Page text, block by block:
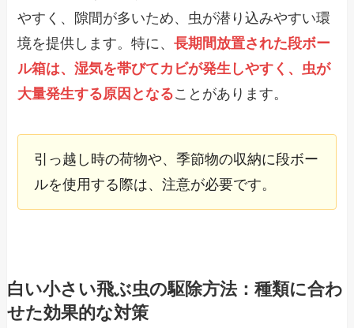
やすく、隙間が多いため、虫が潜り込みやすい環
境を提供します。特に、長期間放置された段ボー
ル箱は、湿気を帯びてカビが発生しやすく、虫が
大量発生する原因となることがあります。
引っ越し時の荷物や、季節物の収納に段ボー
ルを使用する際は、注意が必要です。
白い小さい飛ぶ虫の駆除方法：種類に合わ
せた効果的な対策